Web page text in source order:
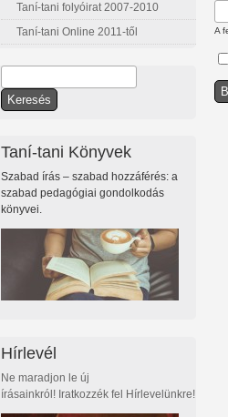
A
Taní-tani folyóirat 2007-2010
Taní-tani Online 2011-től
Keresés űrlap
Taní-tani Könyvek
Szabad írás – szabad hozzáférés: a
szabad pedagógiai gondolkodás
könyvei.
Hírlevél
Ne maradjon le új
írásainkról! Iratkozzék fel Hírlevelünkre!